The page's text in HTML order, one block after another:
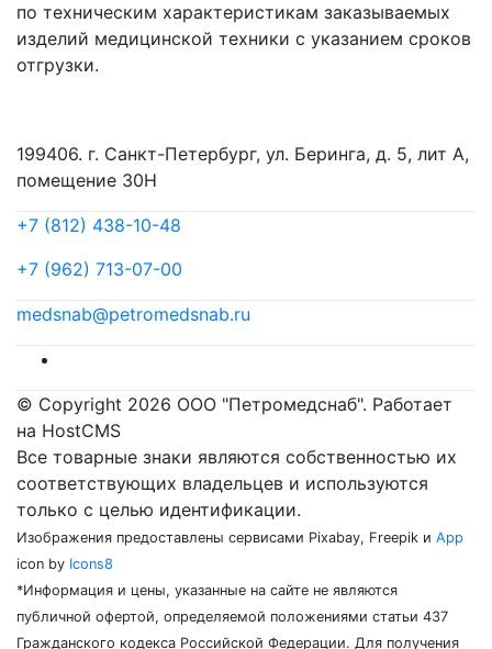
по техническим характеристикам заказываемых
изделий медицинской техники с указанием сроков
отгрузки.
199406. г. Санкт-Петербург, ул. Беринга, д. 5, лит А,
помещение 30Н
+7 (812) 438-10-48
+7 (962) 713-07-00
medsnab@petromedsnab.ru
© Copyright 2026 ООО "Петромедснаб". Работает
на HostCMS
Все товарные знаки являются собственностью их
соответствующих владельцев и используются
только с целью идентификации.
Изображения предоставлены сервисами Pixabay, Freepik и App
icon by Icons8
*Информация и цены, указанные на сайте не являются
публичной офертой, определяемой положениями статьи 437
Гражданского кодекса Российской Федерации. Для получения